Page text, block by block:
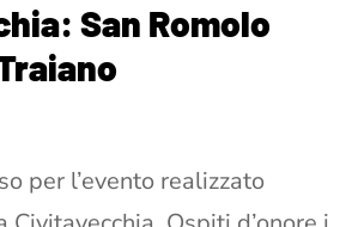
San Romolo
per l’evento realizzato